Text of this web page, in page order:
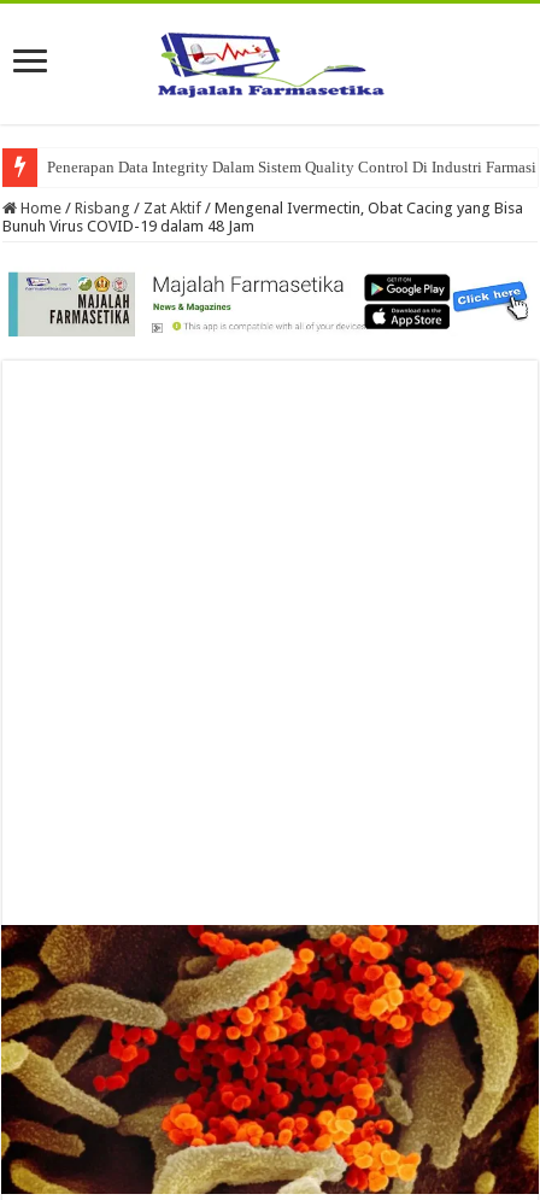
Penerapan Data Integrity Dalam Sistem Quality Control Di Industri Farmasi
Home / Risbang / Zat Aktif / Mengenal Ivermectin, Obat Cacing yang Bisa
Bunuh Virus COVID-19 dalam 48 Jam